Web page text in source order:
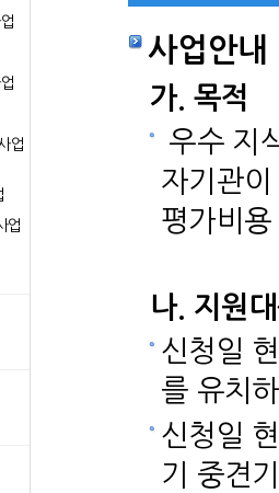
업
업
사업안내
가. 목적
우수 지
자기관
평가비용
나. 지원
신청일
를 유치
신청일
기 중견